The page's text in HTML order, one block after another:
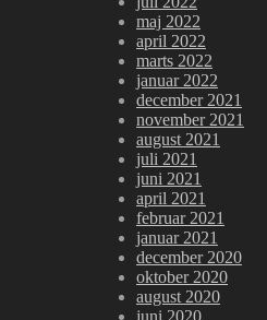
maj 2022
april 2022
marts 2022
januar 2022
december 2021
november 2021
august 2021
juli 2021
juni 2021
april 2021
februar 2021
januar 2021
december 2020
oktober 2020
august 2020